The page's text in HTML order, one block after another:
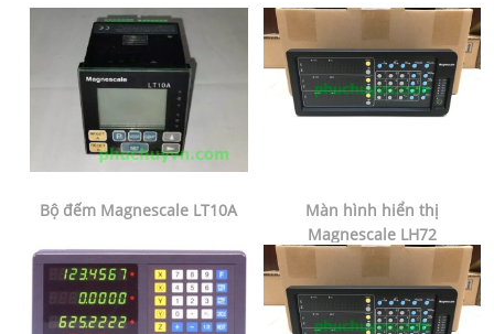
Bộ đếm Magnescale LT10A
Màn hình hiển thị
Magnescale LH72